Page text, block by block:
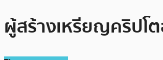
ผู้สร้างเหรียญคริปโ